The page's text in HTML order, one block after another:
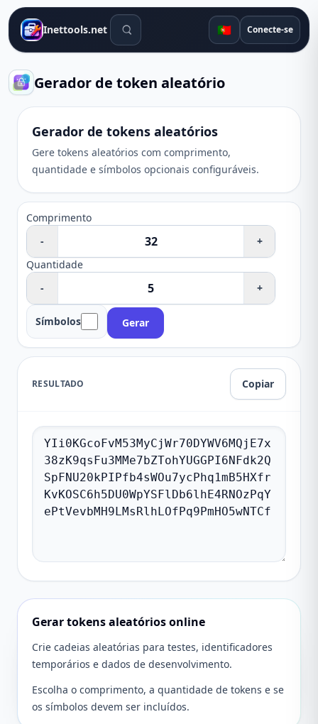
Inettools.net Ferramentas de pesquisa
🇵🇹 Conecte-se
Gerador de token aleatório
Gerador de tokens aleatórios
Gere tokens aleatórios com comprimento,
quantidade e símbolos opcionais configuráveis.
Comprimento
-
+
Quantidade
-
+
Símbolos Gerar
RESULTADO Copiar
Gerar tokens aleatórios online
Crie cadeias aleatórias para testes, identificadores
temporários e dados de desenvolvimento.
Escolha o comprimento, a quantidade de tokens e se
os símbolos devem ser incluídos.